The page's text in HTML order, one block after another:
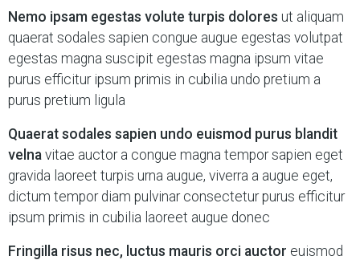
Nemo ipsam egestas volute turpis dolores ut aliquam
quaerat sodales sapien congue augue egestas volutpat
egestas magna suscipit egestas magna ipsum vitae
purus efficitur ipsum primis in cubilia undo pretium a
purus pretium ligula
Quaerat sodales sapien undo euismod purus blandit
velna vitae auctor a congue magna tempor sapien eget
gravida laoreet turpis urna augue, viverra a augue eget,
dictum tempor diam pulvinar consectetur purus efficitur
ipsum primis in cubilia laoreet augue donec
Fringilla risus nec, luctus mauris orci auctor euismod